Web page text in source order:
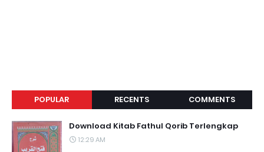
POPULAR RECENTS COMMENTS
Download Kitab Fathul Qorib Terlengkap
12:29 AM